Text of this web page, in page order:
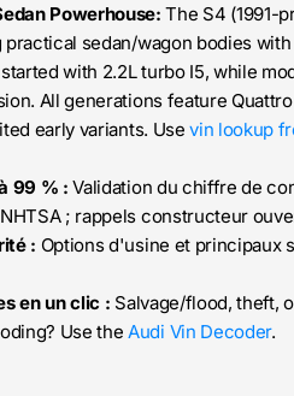
Powerhouse: The S4 (1991-
sedan/wagon bodies
with 2.2L turbo I5, while
All generations feature
early variants. Usevin lookup
99 % : Validation du chiffre de
; rappels constructeur
: Options d'usine et principaux
en un clic : Salvage/flood, theft,
Use theAudi Vin Decoder.